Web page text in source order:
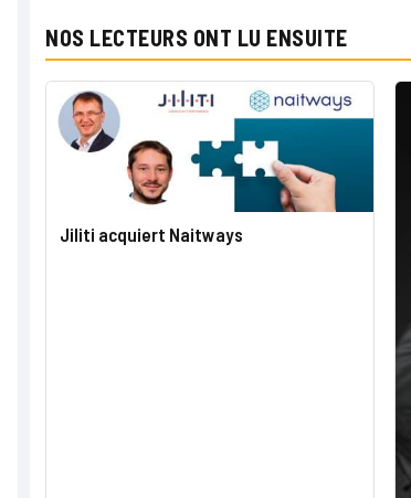
NOS LECTEURS ONT LU ENSUITE
Jiliti acquiert Naitways